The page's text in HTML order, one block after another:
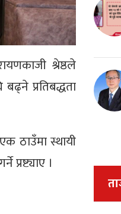
श्रेष्ठले
प्रतिबद्धता
ठाउँमा स्थायी
।